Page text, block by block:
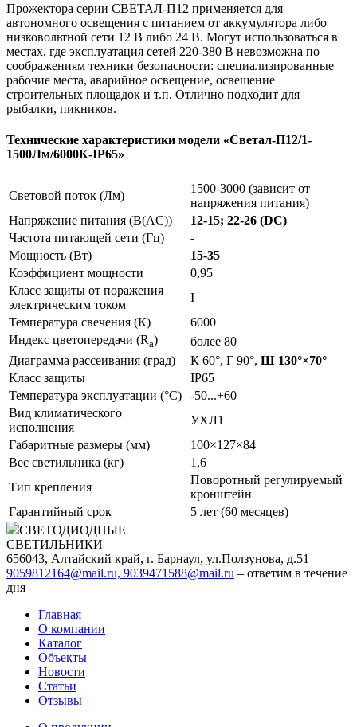
Прожектора серии СВЕТАЛ-П12 применяется для
автономного освещения с питанием от аккумулятора либо
низковольтной сети 12 В либо 24 В. Могут использоваться в
местах, где эксплуатация сетей 220-380 В невозможна по
соображениям техники безопасности: специализированные
рабочие места, аварийное освещение, освещение
строительных площадок и т.п. Отлично подходит для
рыбалки, пикников.
Технические характеристики модели «Светал-П12/1-
1500Лм/6000К-IP65»
Световой поток (Лм)
1500-3000 (зависит от
напряжения питания)
Напряжение питания (В(AC))
12-15; 22-26 (DC)
Частота питающей сети (Гц)
-
Мощность (Вт)
15-35
Коэффициент мощности
0,95
Класс защиты от поражения
электрическим током
I
Температура свечения (К)
6000
Индекс цветопередачи (Ra)
более 80
Диаграмма рассеивания (град)
К 60°, Г 90°, Ш 130°×70°
Класс защиты
IP65
Температура эксплуатации (°С)
-50...+60
Вид климатического
исполнения
УХЛ1
Габаритные размеры (мм)
100×127×84
Вес светильника (кг)
1,6
Тип крепления
Поворотный регулируемый
кронштейн
Гарантийный срок
5 лет (60 месяцев)
СВЕТОДИОДНЫЕ
СВЕТИЛЬНИКИ
656043, Алтайский край, г. Барнаул, ул.Ползунова, д.51
9059812164@mail.ru, 9039471588@mail.ru – ответим в течение
дня
Главная
О компании
Каталог
Объекты
Новости
Статьи
Отзывы